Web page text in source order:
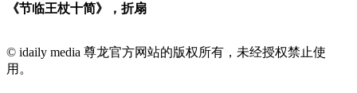
《节临王杖十简》，折扇
© idaily media 尊龙官方网站的版权所有，未经授权禁止使
用。